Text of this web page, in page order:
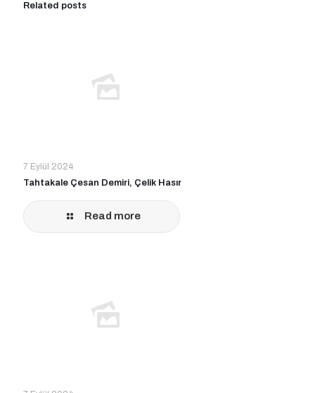
Related posts
7 Eylül 2024
Tahtakale Çesan Demiri, Çelik Hasır
Read more